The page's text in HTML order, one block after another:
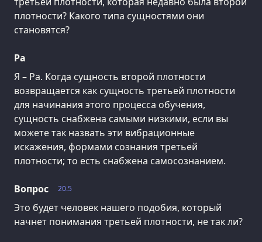
плотности? Какого типа сущностями они
становятся?
Ра
Я – Ра. Когда сущность второй плотности
возвращается как сущность третьей плотности
для начинания этого процесса обучения,
сущность снабжена самыми низкими, если вы
можете так назвать эти вибрационные
искажения, формами сознания третьей
плотности; то есть снабжена самосознанием.
20.5
Вопрос
Это будет человек нашего подобия, который
начнет понимания третьей плотности, не так ли?